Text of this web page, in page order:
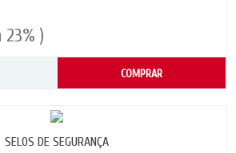
23% )
COMPRAR
SELOS DE SEGURANÇA